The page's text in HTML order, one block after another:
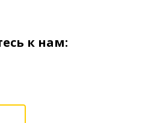
к нам: